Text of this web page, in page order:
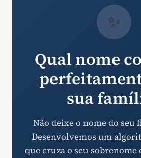
✨
Qual nome
sua
Não deixe o nome do seu
Desenvolvemos um
que cruza o seu